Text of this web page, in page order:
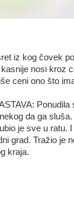
iz kog čovek
nosi kroz
ceni ono što
Ponudila
da ga
je sve u ratu.
grad. Tražio je
kraja.